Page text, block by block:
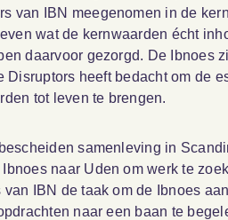
van IBN meegenomen in de
wat de kernwaarden écht
daarvoor gezorgd. De Ibnoes
Disruptors heeft bedacht om de
tot leven te brengen.
samenleving in
naar Uden om werk te
van IBN de taak om de Ibnoes
naar een baan te